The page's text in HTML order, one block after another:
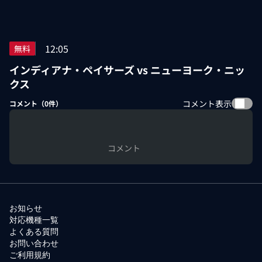
無料 12:05
インディアナ・ペイサーズ vs ニューヨーク・ニッ
クス
コメント（0件） コメント表示
コメント
お知らせ
対応機種一覧
よくある質問
お問い合わせ
ご利用規約